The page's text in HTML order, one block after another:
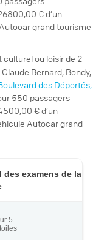
€ d’un
grand tourisme
ou loisirde 2
Bernard, Bondy,
des Déportés,
550 passagers
€ d’un
Autocar grand
des examens de la
5